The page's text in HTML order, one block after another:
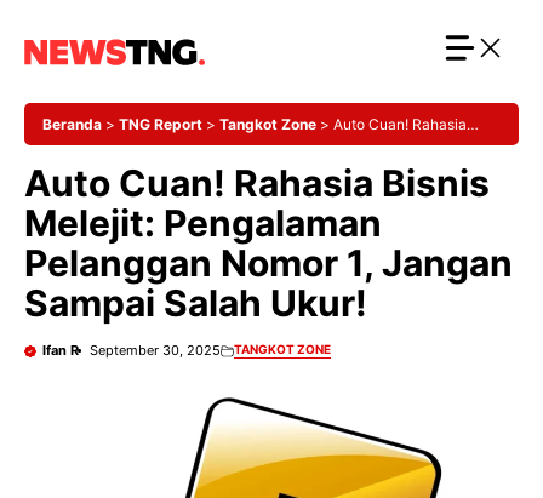
Beranda > TNG Report > Tangkot Zone > Auto Cuan! Rahasia
Salah Ukur!
Auto Cuan! Rahasia Bisnis
Melejit: Pengalaman
Pelanggan Nomor 1, Jangan
Sampai Salah Ukur!
Ifan R September 30, 2025 TANGKOT ZONE